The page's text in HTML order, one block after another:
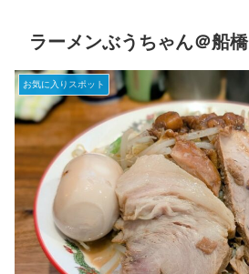
ラーメンぶうちゃん＠船橋
お気に入りスポット